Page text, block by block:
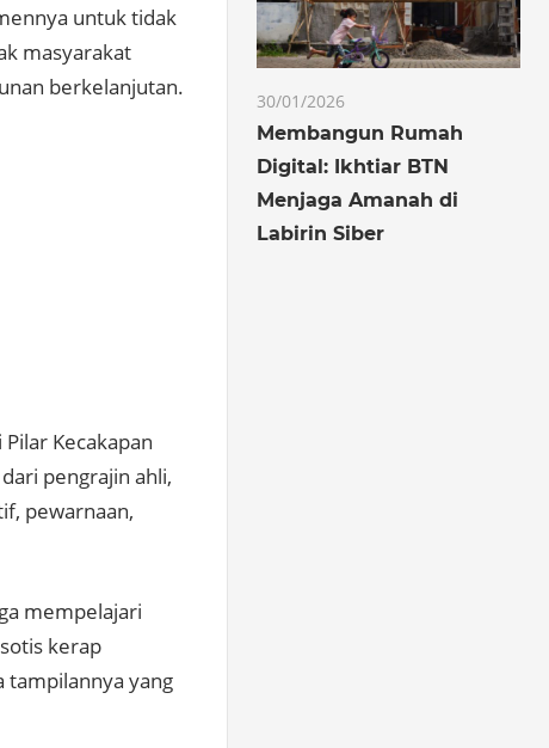
untuk tidak
masyarakat
berkelanjutan.
Pilar Kecakapan
pengrajin ahli,
pewarnaan,
mempelajari
kerap
tampilannya yang
30/01/2026
Membangun Rumah
Digital: Ikhtiar BTN
Menjaga Amanah di
Labirin Siber